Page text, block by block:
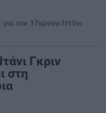
τον 37χρονο Ντάνι
Γκριν
στη